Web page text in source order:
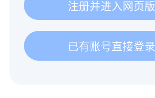
注册并进入网页版
已有账号直接登录